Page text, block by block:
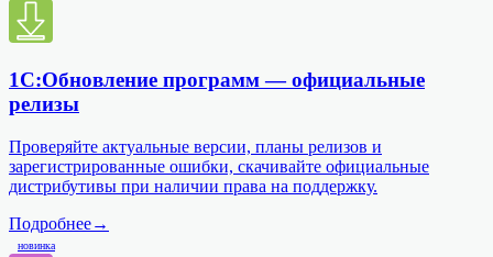
1С:Обновление программ — официальные
релизы
Проверяйте актуальные версии, планы релизов и
зарегистрированные ошибки, скачивайте официальные
дистрибутивы при наличии права на поддержку.
Подробнее→
новинка